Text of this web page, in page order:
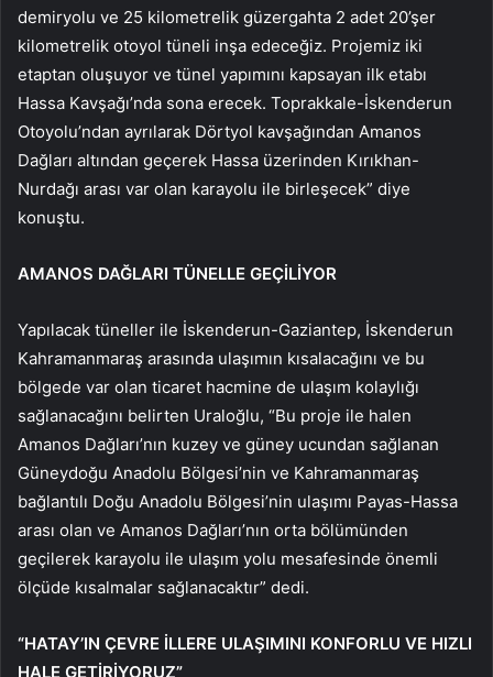
demiryolu ve 25 kilometrelik güzergahta 2 adet 20’şer
kilometrelik otoyol tüneli inşa edeceğiz. Projemiz iki
etaptan oluşuyor ve tünel yapımını kapsayan ilk etabı
Hassa Kavşağı’nda sona erecek. Toprakkale-İskenderun
Otoyolu’ndan ayrılarak Dörtyol kavşağından Amanos
Dağları altından geçerek Hassa üzerinden Kırıkhan-
Nurdağı arası var olan karayolu ile birleşecek” diye
konuştu.
AMANOS DAĞLARI TÜNELLE GEÇİLİYOR
Yapılacak tüneller ile İskenderun-Gaziantep, İskenderun
Kahramanmaraş arasında ulaşımın kısalacağını ve bu
bölgede var olan ticaret hacmine de ulaşım kolaylığı
sağlanacağını belirten Uraloğlu, “Bu proje ile halen
Amanos Dağları’nın kuzey ve güney ucundan sağlanan
Güneydoğu Anadolu Bölgesi’nin ve Kahramanmaraş
bağlantılı Doğu Anadolu Bölgesi’nin ulaşımı Payas-Hassa
arası olan ve Amanos Dağları’nın orta bölümünden
geçilerek karayolu ile ulaşım yolu mesafesinde önemli
ölçüde kısalmalar sağlanacaktır” dedi.
“HATAY’IN ÇEVRE İLLERE ULAŞIMINI KONFORLU VE HIZLI
HALE GETİRİYORUZ”